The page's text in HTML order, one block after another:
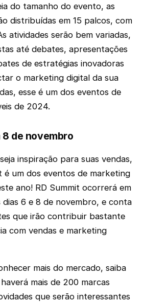
do tamanho do evento, as
distribuídas em 15 palcos, com
atividades serão bem variadas,
até debates, apresentações
de estratégias inovadoras
o marketing digital da sua
esse é um dos eventos de
de 2024.
8 de novembro
inspiração para suas vendas,
é um dos eventos de marketing
ano! RD Summit ocorrerá em
dias 6 e 8 de novembro, e conta
que irão contribuir bastante
com vendas e marketing
mais do mercado, saiba
mais de 200 marcas
que serão interessantes